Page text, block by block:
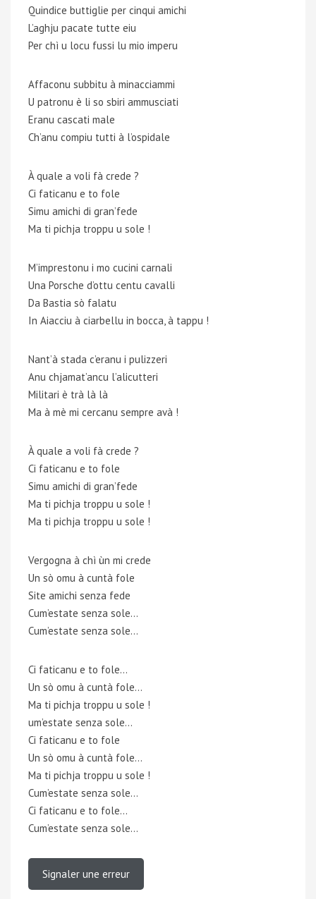
Quindice buttiglie per cinqui amichi
L’aghju pacate tutte eiu
Per chì u locu fussi lu mio imperu
Affaconu subbitu à minacciammi
U patronu è li so sbiri ammusciati
Eranu cascati male
Ch’anu compiu tutti à l’ospidale
À quale a voli fà crede ?
Ci faticanu e to fole
Simu amichi di gran’fede
Ma ti pichja troppu u sole !
M’imprestonu i mo cucini carnali
Una Porsche d’ottu centu cavalli
Da Bastia sò falatu
In Aiacciu à ciarbellu in bocca, à tappu !
Nant’à stada c’eranu i pulizzeri
Anu chjamat’ancu l’alicutteri
Militari è trà là là
Ma à mè mi cercanu sempre avà !
À quale a voli fà crede ?
Ci faticanu e to fole
Simu amichi di gran’fede
Ma ti pichja troppu u sole !
Ma ti pichja troppu u sole !
Vergogna à chì ùn mi crede
Un sò omu à cuntà fole
Site amichi senza fede
Cum’estate senza sole…
Cum’estate senza sole…
Ci faticanu e to fole…
Un sò omu à cuntà fole…
Ma ti pichja troppu u sole !
um’estate senza sole…
Ci faticanu e to fole
Un sò omu à cuntà fole…
Ma ti pichja troppu u sole !
Cum’estate senza sole…
Ci faticanu e to fole…
Cum’estate senza sole…
Signaler une erreur